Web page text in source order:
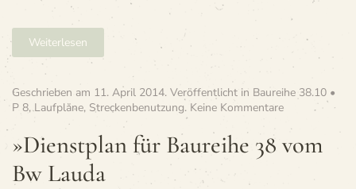
Weiterlesen
Geschrieben am 11. April 2014. Veröffentlicht in Baureihe 38.10 •
P 8,Laufpläne, Streckenbenutzung. Keine Kommentarezu
für
»Dienst­plan für Bau­reihe 38 vom
Bw Lauda